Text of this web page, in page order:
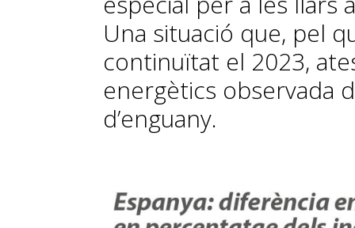
Una situació que, pel
continuïtat el 2023,
energètics observada
d’enguany.